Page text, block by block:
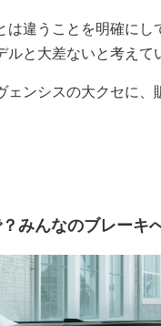
違うことを明確にし
ルと大差ないと考えて
ンシスの大クセに、
みんなのブレーキ